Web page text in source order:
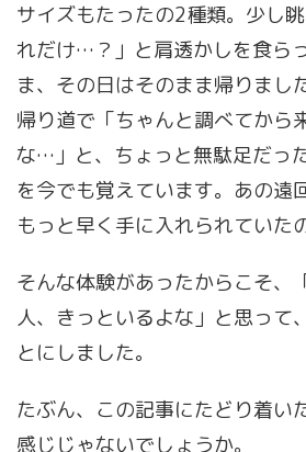
サイズもたったの2種類。少し
れだけ…？」と肩透かしを食ら
ま、その日はそのまま帰りました
帰り道で「ちゃんと調べてから
な…」と、ちょっと無駄足だっ
を今でも覚えています。あの遠
もっと早く手に入れられていた
そんな体験があったからこそ、
人、きっといるよな」と思って
とにしました。
たぶん、この記事にたどり着い
感じじゃないでしょうか。